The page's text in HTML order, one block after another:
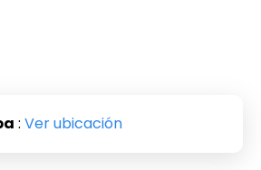
: Ver ubicación